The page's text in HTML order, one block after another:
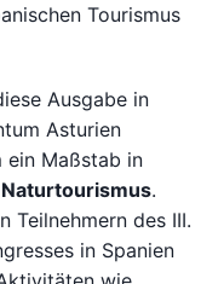
Tourismus
Ausgabe in
Asturien
ein Maßstab in
.
Teilnehmern des III.
in Spanien